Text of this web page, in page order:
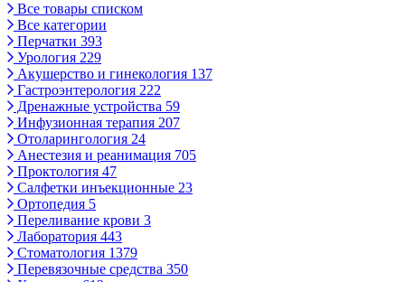
Все товары списком
Все категории
Перчатки 393
Урология 229
Акушерство и гинекология 137
Гастроэнтерология 222
Дренажные устройства 59
Инфузионная терапия 207
Отоларингология 24
Анестезия и реанимация 705
Проктология 47
Салфетки инъекционные 23
Ортопедия 5
Переливание крови 3
Лаборатория 443
Стоматология 1379
Перевязочные средства 350